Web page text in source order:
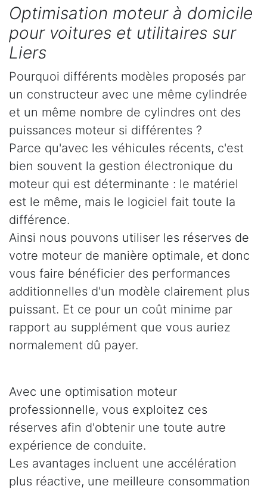
Optimisation moteur à domicile
pour voitures et utilitaires sur
Liers
Pourquoi différents modèles proposés par
un constructeur avec une même cylindrée
et un même nombre de cylindres ont des
puissances moteur si différentes ?
Parce qu'avec les véhicules récents, c'est
bien souvent la gestion électronique du
moteur qui est déterminante : le matériel
est le même, mais le logiciel fait toute la
différence.
Ainsi nous pouvons utiliser les réserves de
votre moteur de manière optimale, et donc
vous faire bénéficier des performances
additionnelles d'un modèle clairement plus
puissant. Et ce pour un coût minime par
rapport au supplément que vous auriez
normalement dû payer.
Avec une optimisation moteur
professionnelle, vous exploitez ces
réserves afin d'obtenir une toute autre
expérience de conduite.
Les avantages incluent une accélération
plus réactive, une meilleure consommation